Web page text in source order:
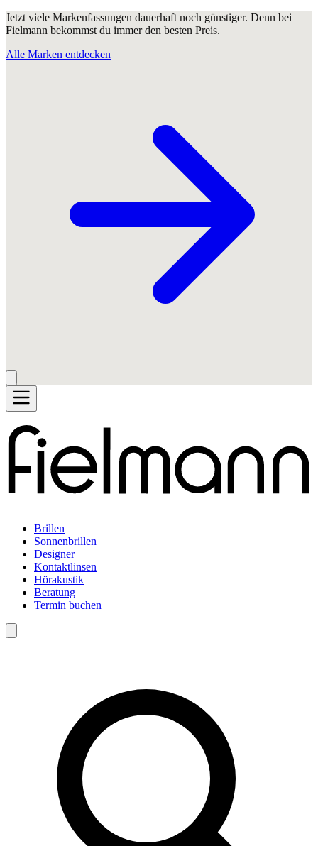
Jetzt viele Markenfassungen dauerhaft noch günstiger. Denn bei
Fielmann bekommst du immer den besten Preis.
Alle Marken entdecken
Brillen
Sonnenbrillen
Designer
Kontaktlinsen
Hörakustik
Beratung
Termin buchen